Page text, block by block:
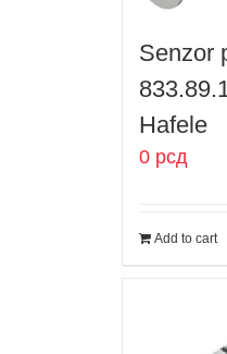
Senzor
Hafele
0 рсд
Add to cart